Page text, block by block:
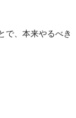
で、本来やるべき